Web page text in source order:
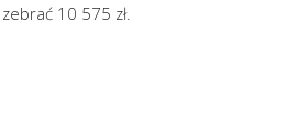
10 575 zł.